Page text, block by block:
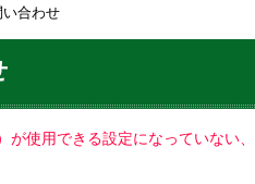
い合わせ
が使用できる設定になっていない